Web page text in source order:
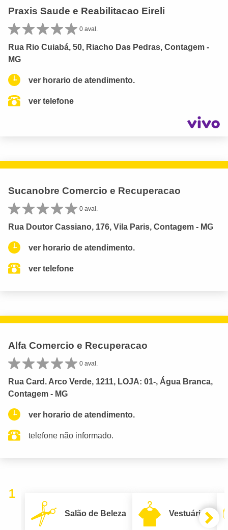
Praxis Saude e Reabilitacao Eireli
0 aval.
Rua Rio Cuiabá, 50, Riacho Das Pedras, Contagem -
MG
ver horario de atendimento.
ver telefone
Sucanobre Comercio e Recuperacao
0 aval.
Rua Doutor Cassiano, 176, Vila Paris, Contagem - MG
ver horario de atendimento.
ver telefone
Alfa Comercio e Recuperacao
0 aval.
Rua Card. Arco Verde, 1211, LOJA: 01-, Água Branca,
Contagem - MG
ver horario de atendimento.
telefone não informado.
1
Salão de Beleza Vestuário